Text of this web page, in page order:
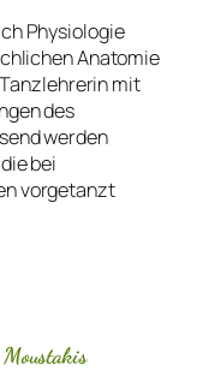
Physiologie
Anatomie
mit
des
werden
bei
vorgetanzt